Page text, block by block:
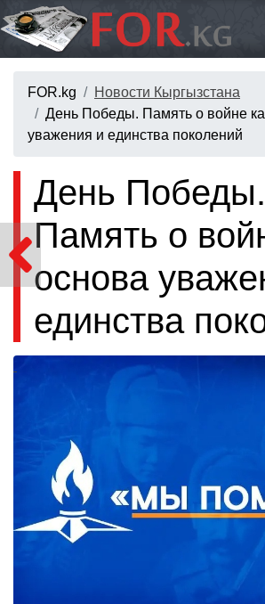
FOR.kg
Новости Кыргызстана
День Победы. Память о войне
уважения и единства поколений
День Победы.
Память о
основа
единства